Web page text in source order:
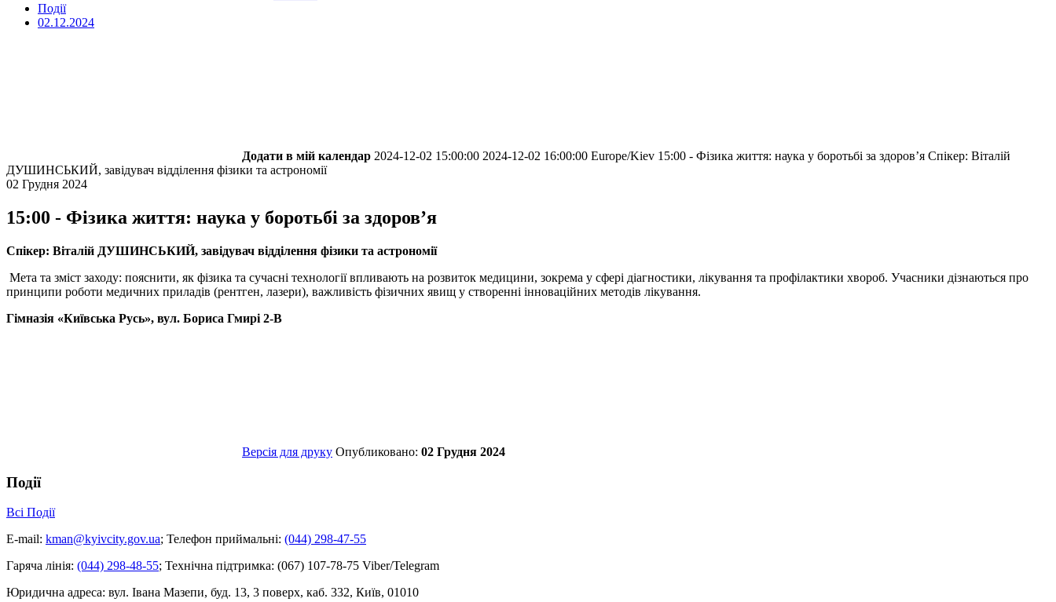
Події
02.12.2024
Додати в мій календар 2024-12-02 15:00:00 2024-12-02 16:00:00 Europe/Kiev 15:00 - Фізика життя: наука у боротьбі за здоров’я Спікер: Віталій
ДУШИНСЬКИЙ, завідувач відділення фізики та астрономії
02 Грудня 2024
15:00 - Фізика життя: наука у боротьбі за здоров’я
Спікер: Віталій ДУШИНСЬКИЙ, завідувач відділення фізики та астрономії
Мета та зміст заходу: пояснити, як фізика та сучасні технології впливають на розвиток медицини, зокрема у сфері діагностики, лікування та профілактики хвороб. Учасники дізнаються про
принципи роботи медичних приладів (рентген, лазери), важливість фізичних явищ у створенні інноваційних методів лікування.
Гімназія «Київська Русь», вул. Бориса Гмирі 2-В
Версія для друку Опубликовано: 02 Грудня 2024
Події
Всі Події
E-mail: kman@kyivcity.gov.ua; Телефон приймальні: (044) 298-47-55
Гаряча лінія: (044) 298-48-55; Технічна підтримка: (067) 107-78-75 Viber/Telegram
Юридична адреса: вул. Івана Мазепи, буд. 13, 3 поверх, каб. 332, Київ, 01010